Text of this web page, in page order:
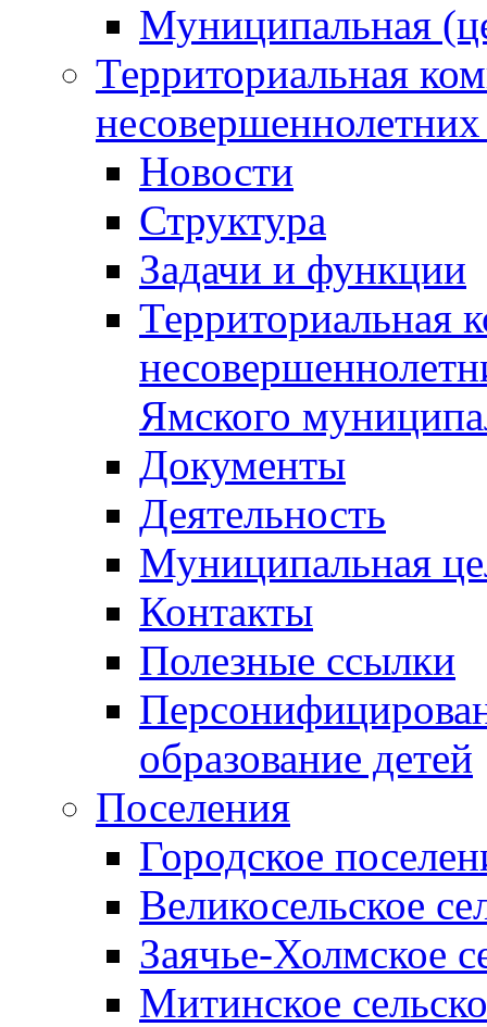
Муниципальная
Территориальная
Новости
Структура
Задачи и функции
Территориальная
Ямского
Документы
Деятельность
Муниципальная
Контакты
Полезные ссылки
образование детей
Поселения
Городское
Великосельское
Заячье-Холмское
Митинское